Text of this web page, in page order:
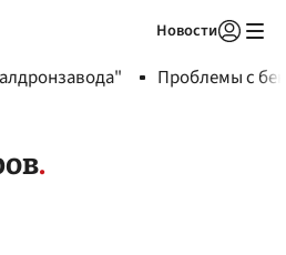
Новости
Проблемы с